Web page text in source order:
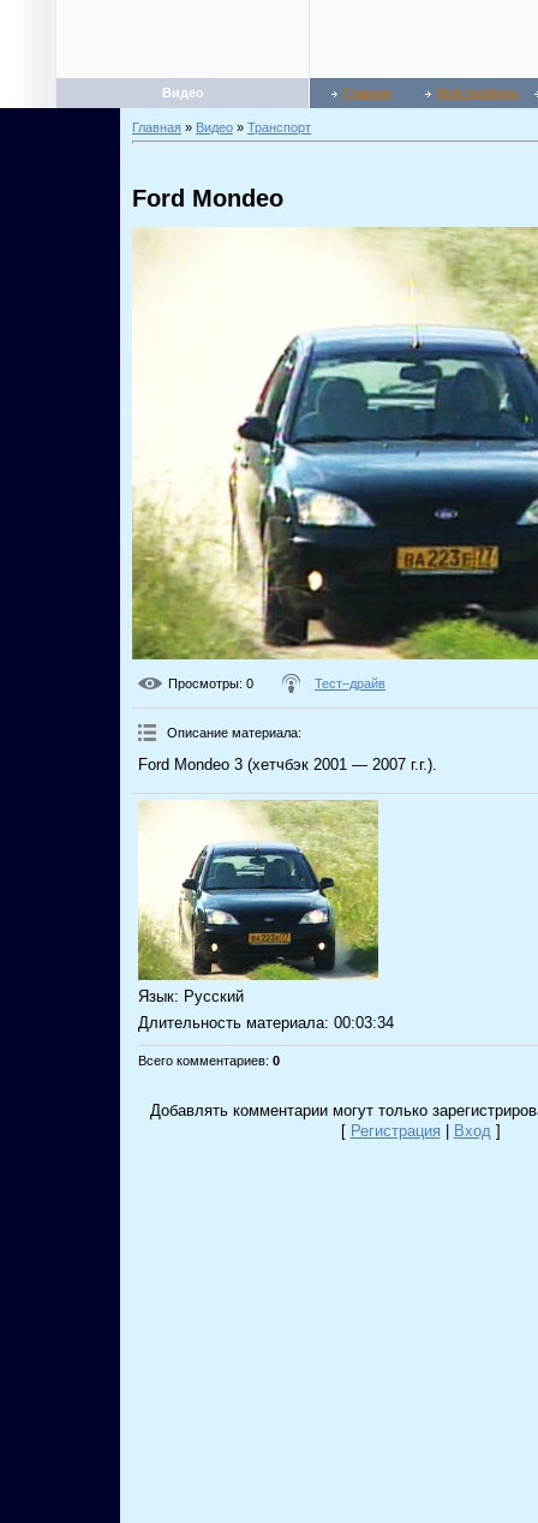
Видео Главная Мой профиль
Главная » Видео » Транспорт
Ford Mondeo
Просмотры: 0 Тест–драйв
Описание материала:
Ford Mondeo 3 (хетчбэк 2001 — 2007 г.г.).
Язык: Русский
Длительность материала: 00:03:34
Всего комментариев: 0
Добавлять комментарии могут только
[ Регистрация | Вход ]